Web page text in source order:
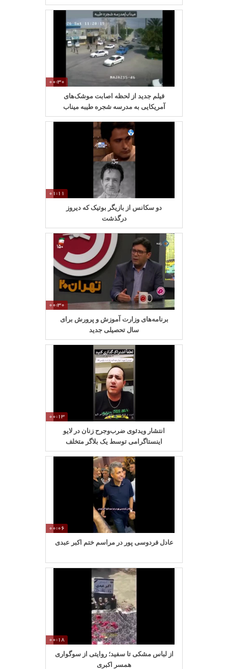
00:30
فیلم جدید از لحظه اصابت موشک‌های
آمریکایی به مدرسه شجره طیبه میناب
01:11
دو سکانس از بازیگر بوتیک که دیروز
درگذشت
00:30
برنامه‌های وزارت آموزش و پرورش برای
سال تحصیلی جدید
00:13
انتشار ویدئوی ضرب‌وجرح زنان در لایو
اینستاگرامی توسط یک بلاگر متخلف
00:06
عادل فردوسی پور در مراسم ختم اکبر عبدی
00:18
از لباس مشکی تا سفید؛ روایتی از سوگواری
همسر اکبری